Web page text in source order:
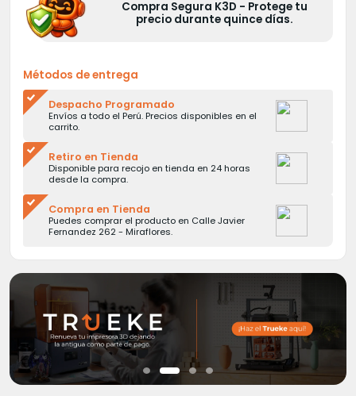
Compra Segura K3D - Protege tu
precio durante quince días.
Métodos de entrega
Despacho Programado
Envíos a todo el Perú. Precios disponibles en el
carrito.
Retiro en Tienda
Disponible para recojo en tienda en 24 horas
desde la compra.
Compra en Tienda
Puedes comprar el producto en Calle Javier
Fernandez 262 - Miraflores.